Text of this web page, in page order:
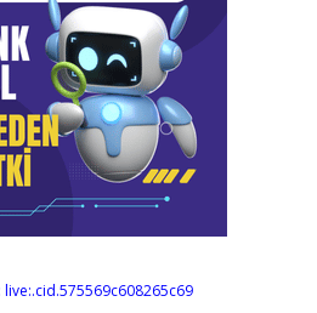
live:.cid.575569c608265c69